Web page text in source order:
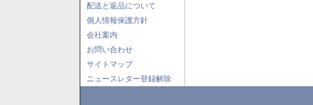
配送と返品について
個人情報保護方針
会社案内
お問い合わせ
サイトマップ
ニュースレター登録解除